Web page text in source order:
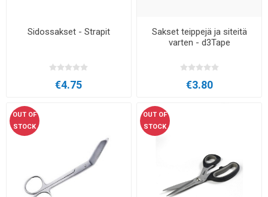
Sidossakset - Strapit
€4.75
Sakset teippejä ja siteitä
varten - d3Tape
€3.80
OUT OF
STOCK
OUT OF
STOCK